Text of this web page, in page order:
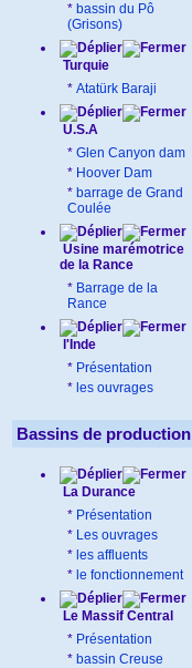
* bassin du Pô
(Grisons)
Turquie
* Atatürk Baraji
U.S.A
* Glen Canyon dam
* Hoover Dam
* barrage de Grand
Coulée
Usine marémotrice
de la Rance
* Barrage de la
Rance
l'Inde
* Présentation
* les ouvrages
Bassins de production
La Durance
* Présentation
* Les ouvrages
* les affluents
* le fonctionnement
Le Massif Central
* Présentation
* bassin Creuse